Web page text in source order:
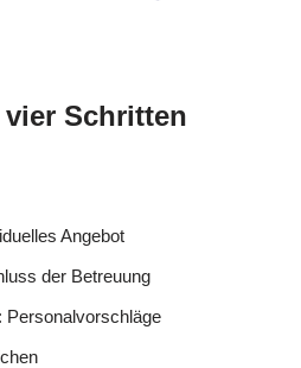
Schritten
Angebot
der Betreuung
Personalvorschläge